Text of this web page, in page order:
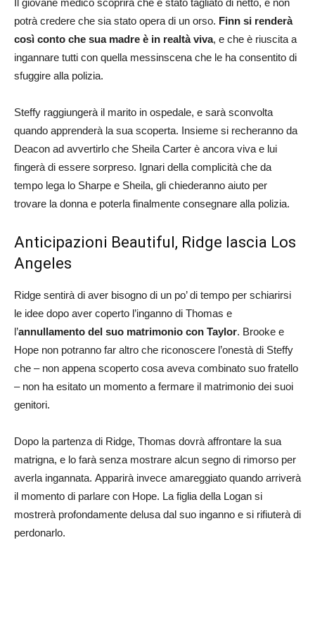
Il giovane medico scoprirà che è stato tagliato di netto, e non
potrà credere che sia stato opera di un orso. Finn si renderà
così conto che sua madre è in realtà viva, e che è riuscita a
ingannare tutti con quella messinscena che le ha consentito di
sfuggire alla polizia.
Steffy raggiungerà il marito in ospedale, e sarà sconvolta
quando apprenderà la sua scoperta. Insieme si recheranno da
Deacon ad avvertirlo che Sheila Carter è ancora viva e lui
fingerà di essere sorpreso. Ignari della complicità che da
tempo lega lo Sharpe e Sheila, gli chiederanno aiuto per
trovare la donna e poterla finalmente consegnare alla polizia.
Anticipazioni Beautiful, Ridge lascia Los
Angeles
Ridge sentirà di aver bisogno di un po’ di tempo per schiarirsi
le idee dopo aver coperto l’inganno di Thomas e
l’annullamento del suo matrimonio con Taylor. Brooke e
Hope non potranno far altro che riconoscere l’onestà di Steffy
che – non appena scoperto cosa aveva combinato suo fratello
– non ha esitato un momento a fermare il matrimonio dei suoi
genitori.
Dopo la partenza di Ridge, Thomas dovrà affrontare la sua
matrigna, e lo farà senza mostrare alcun segno di rimorso per
averla ingannata. Apparirà invece amareggiato quando arriverà
il momento di parlare con Hope. La figlia della Logan si
mostrerà profondamente delusa dal suo inganno e si rifiuterà di
perdonarlo.